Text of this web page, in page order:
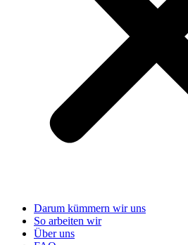
Darum kümmern wir uns
So arbeiten wir
Über uns